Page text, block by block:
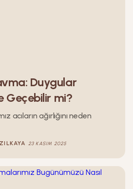
Duygular
Geçebilir mi?
acıların ağırlığını neden
23 KASIM 2025